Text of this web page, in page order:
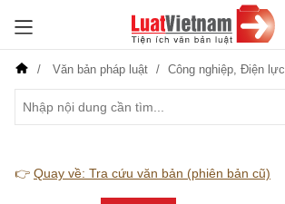
Văn bản pháp luật Công nghiệp, Điện lực
👉 Quay về: Tra cứu văn bản (phiên bản cũ)